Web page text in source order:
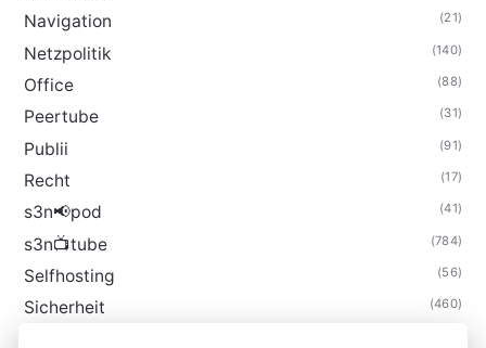
Navigation (21)
Netzpolitik (140)
Office (88)
Peertube (31)
Publii (91)
Recht (17)
s3n📢pod (41)
s3n📺tube (784)
Selfhosting (56)
Sicherheit (460)